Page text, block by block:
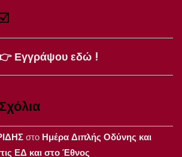
Εγγράψου εδώ !
στο Ημέρα Διπλής Οδύνης και
ΕΔ και στο Έθνος